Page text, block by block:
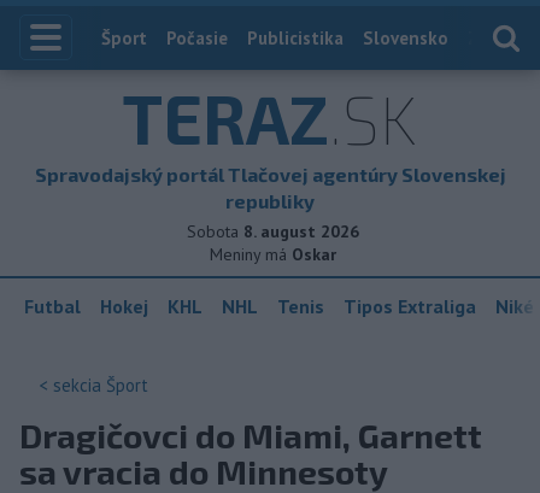
Index
Šport Počasie Publicistika Slovensko
TERAZ.SK
Spravodajský portál Tlačovej agentúry Slovenskej
republiky
Sobota 8. august 2026
Meniny má Oskar
Futbal Hokej KHL NHL Tenis Tipos Extraliga
< sekcia Šport
Dragičovci do Miami, Garnett
sa vracia do Minnesoty